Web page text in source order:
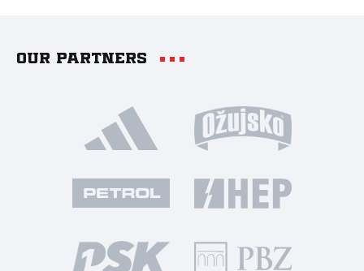
Our partners